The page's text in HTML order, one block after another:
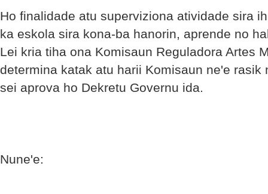
Ho finalidade atu superviziona atividade sira
ka eskola sira kona-ba hanorin, aprende no
Lei kria tiha ona Komisaun Reguladora Artes
determina katak atu harii Komisaun ne'e rasik
sei aprova ho Dekretu Governu ida.
Nune'e: